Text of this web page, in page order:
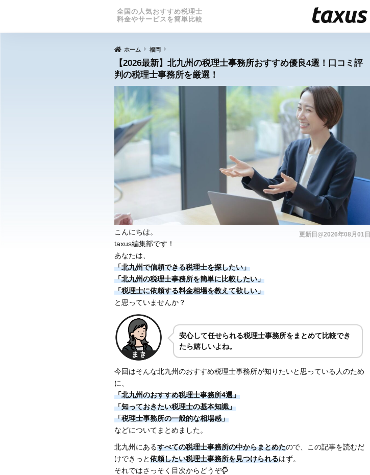
全国の人気おすすめ税理士
料金やサービスを簡単比較
ホーム 福岡
【2026最新】北九州の税理士事務所おすすめ優良4選！口コミ評
判の税理士事務所を厳選！
更新日@2026年08月01日
こんにちは。
taxus編集部です！
あなたは、
「北九州で信頼できる税理士を探したい」
「北九州の税理士事務所を簡単に比較したい」
「税理士に依頼する料金相場を教えて欲しい」
と思っていませんか？
安心して任せられる税理士事務所をまとめて比較でき
たら嬉しいよね。
今回はそんな北九州のおすすめ税理士事務所が知りたいと思っている人のため
に、
「北九州のおすすめ税理士事務所4選」
「知っておきたい税理士の基本知識」
「税理士事務所の一般的な相場感」
などについてまとめました。
北九州にあるすべての税理士事務所の中からまとめたので、この記事を読むだ
けできっと依頼したい税理士事務所を見つけられるはず。
それではさっそく目次からどうぞ